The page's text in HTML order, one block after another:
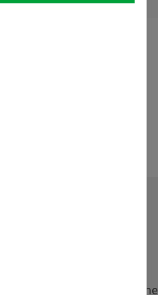
Verwendung:
erlebt " sehr freundliche